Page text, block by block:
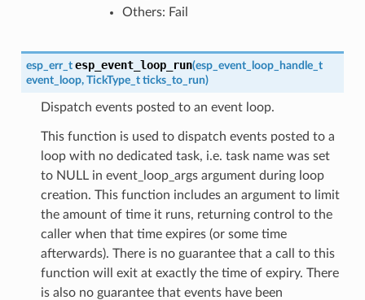
Others: Fail
esp_err_t esp_event_loop_run(esp_event_loop_handle_t
event_loop, TickType_t ticks_to_run)
Dispatch events posted to an event loop.
This function is used to dispatch events posted to a
loop with no dedicated task, i.e. task name was set
to NULL in event_loop_args argument during loop
creation. This function includes an argument to limit
the amount of time it runs, returning control to the
caller when that time expires (or some time
afterwards). There is no guarantee that a call to this
function will exit at exactly the time of expiry. There
is also no guarantee that events have been